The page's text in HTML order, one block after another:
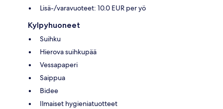
Lisä-/varavuoteet: 10.0 EUR per yö
Kylpyhuoneet
Suihku
Hierova suihkupää
Vessapaperi
Saippua
Bidee
Ilmaiset hygieniatuotteet